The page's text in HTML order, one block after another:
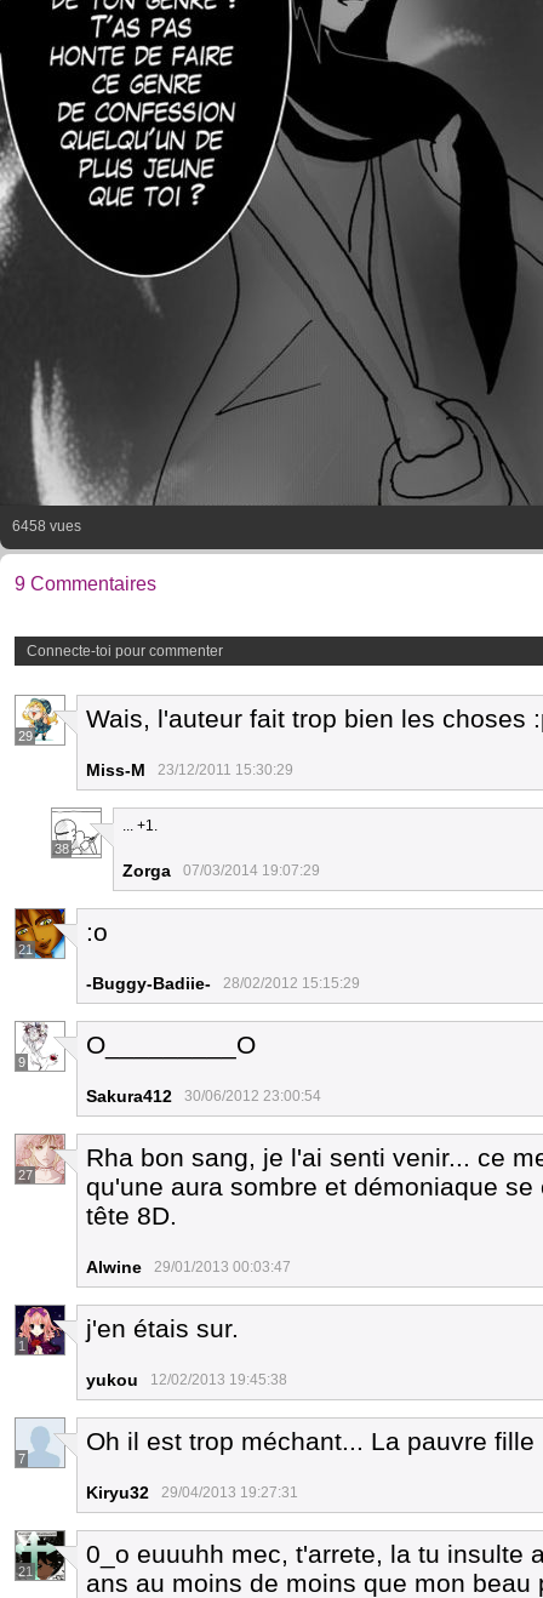
6458 vues
9 Commentaires
Connecte-toi pour commenter
29
Wais, l'auteur fait trop bien les choses
Miss-M 23/12/2011 15:30:29
38
... +1.
Zorga 07/03/2014 19:07:29
21
:o
-Buggy-Badiie- 28/02/2012 15:15:29
9
O_________O
Sakura412 30/06/2012 23:00:54
27
Rha bon sang, je l'ai senti venir... ce
qu'une aura sombre et démoniaque
tête 8D.
Alwine 29/01/2013 00:03:47
1
j'en étais sur.
yukou 12/02/2013 19:45:38
7
Oh il est trop méchant... La pauvre fille
Kiryu32 29/04/2013 19:27:31
21
0_o euuuhh mec, t'arrete, la tu insulte
ans au moins de moins que mon